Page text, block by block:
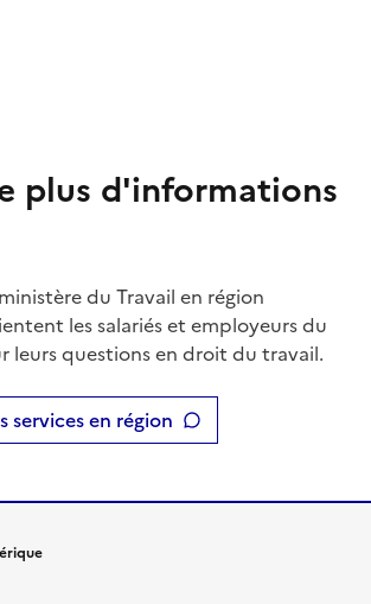
plus d'informations
du Travail en région
les salariés et employeurs du
leurs questions en droit du travail.
services en région